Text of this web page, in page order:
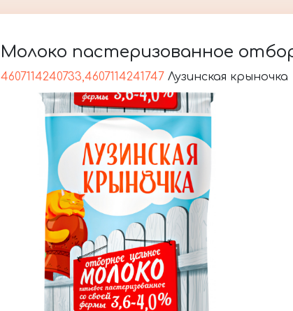
Молоко пастеризованное
4607114240733,4607114241747 Лузинская крыночка